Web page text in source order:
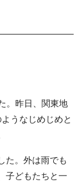
。昨日、関東地
うなじめじめと
た。外は雨でも
子どもたちと一